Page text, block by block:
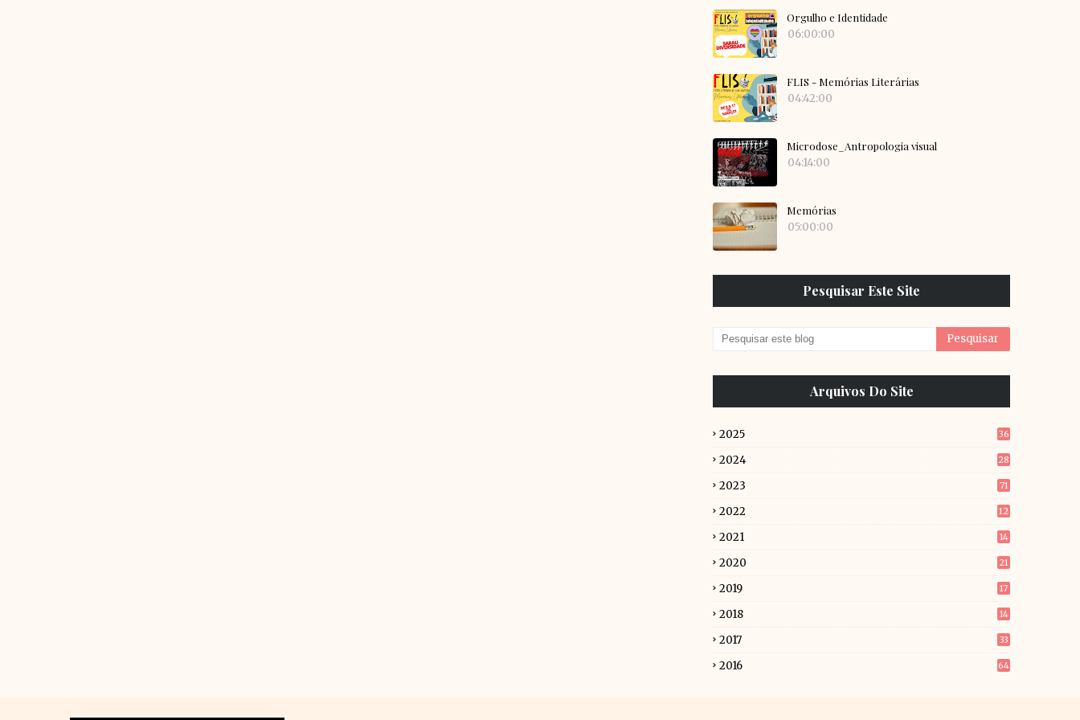
Orgulho e Identidade
06:00:00
FLIS - Memórias Literárias
04:42:00
Microdose_Antropologia visual
04:14:00
Memórias
05:00:00
Pesquisar Este Site
Arquivos Do Site
2025 36
2024 28
2023 71
2022
12
2021
14
2020 21
2019
17
2018
14
2017 33
2016 64